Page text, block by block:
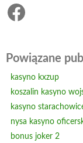
Facebook
Powiązane
kasyno kxzup
koszalin kasyno
kasyno
nysa kasyno
bonus joker 2